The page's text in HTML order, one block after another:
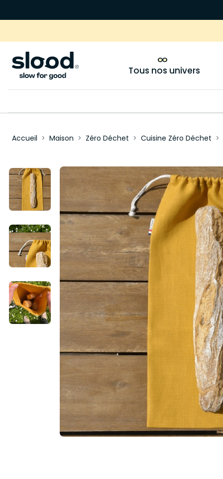
Tous nos univers
Accueil Maison Zéro Déchet Cuisine Zéro Déchet